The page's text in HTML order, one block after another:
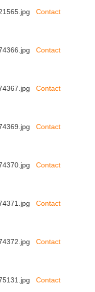
Contact
Contact
Contact
Contact
Contact
Contact
Contact
Contact